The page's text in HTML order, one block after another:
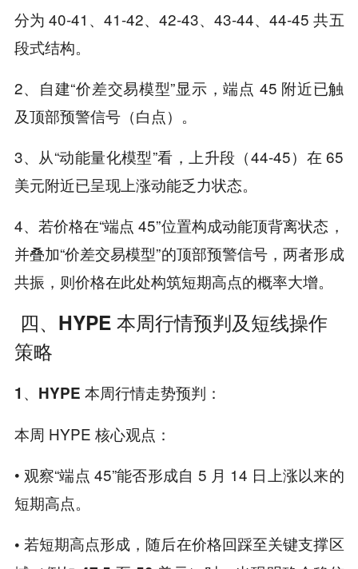
分为 40-41、41-42、42-43、43-44、44-45 共五
段式结构。
2、自建“价差交易模型”显示，端点 45 附近已触
及顶部预警信号（白点）。
3、从“动能量化模型”看，上升段（44-45）在 65
美元附近已呈现上涨动能乏力状态。
4、若价格在“端点 45”位置构成动能顶背离状态，
并叠加“价差交易模型”的顶部预警信号，两者形成
共振，则价格在此处构筑短期高点的概率大增。
四、HYPE 本周行情预判及短线操作
策略
1、HYPE 本周行情走势预判：
本周 HYPE 核心观点：
• 观察“端点 45”能否形成自 5 月 14 日上涨以来的
短期高点。
• 若短期高点形成，随后在价格回踩至关键支撑区